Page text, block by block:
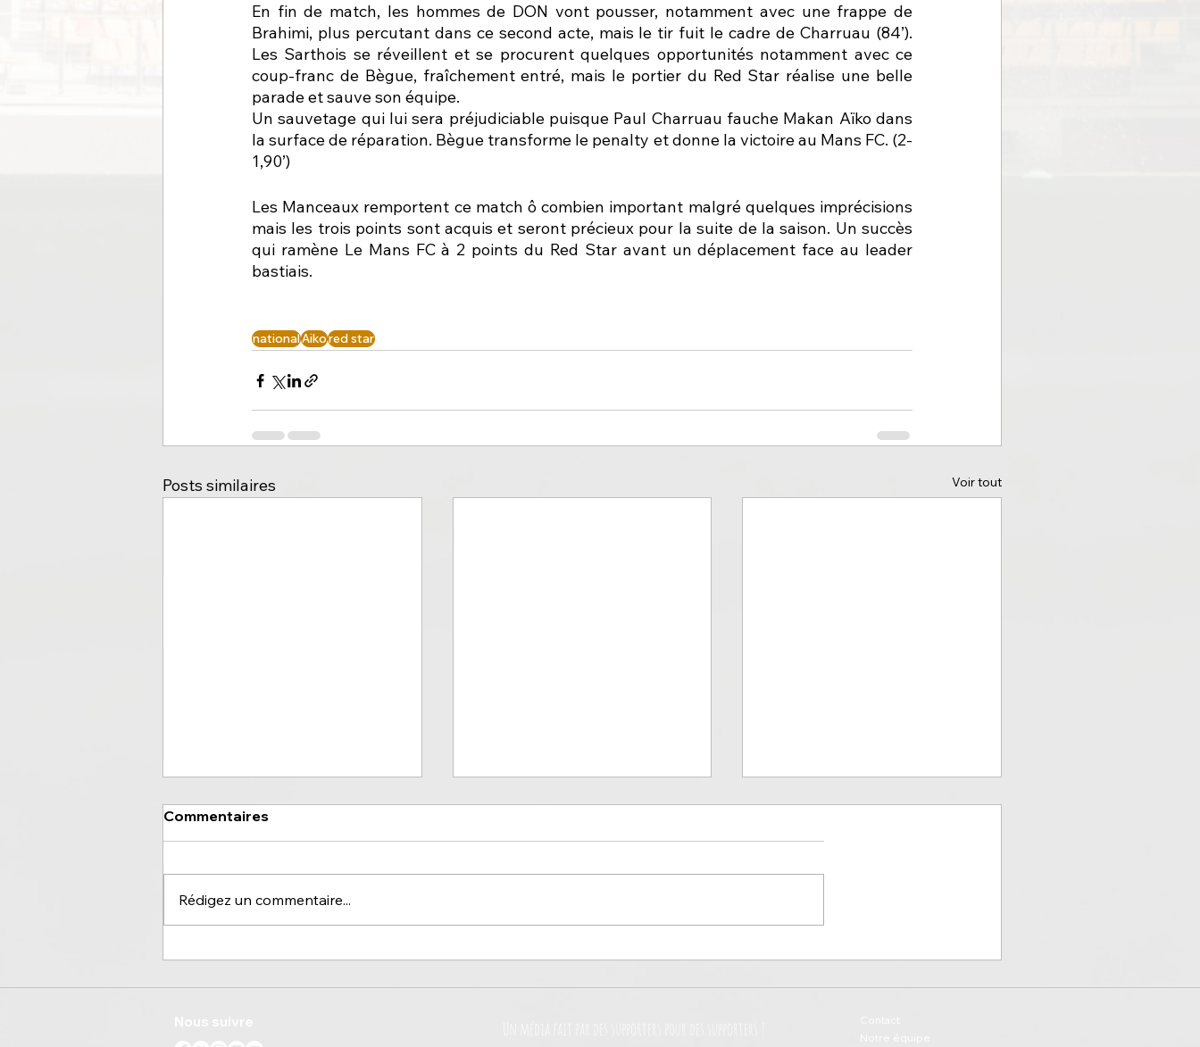
En fin de match, les hommes de DON vont pousser, notamment avec une frappe de
Brahimi, plus percutant dans ce second acte, mais le tir fuit le cadre de Charruau (84’).
Les Sarthois se réveillent et se procurent quelques opportunités notamment avec ce
coup-franc de Bègue, fraîchement entré, mais le portier du Red Star réalise une belle
parade et sauve son équipe.
Un sauvetage qui lui sera préjudiciable puisque Paul Charruau fauche Makan Aïko dans
la surface de réparation. Bègue transforme le penalty et donne la victoire au Mans FC. (2-
1,90’)
Les Manceaux remportent ce match ô combien important malgré quelques imprécisions
mais les trois points sont acquis et seront précieux pour la suite de la saison. Un succès
qui ramène Le Mans FC à 2 points du Red Star avant un déplacement face au leader
bastiais.
nationalAikored star
Posts similaires Voir tout
Commentaires
Rédigez un commentaire...